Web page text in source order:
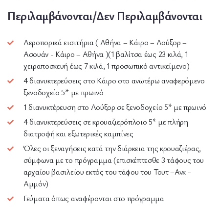
Περιλαμβάνονται/Δεν Περιλαμβάνονται
Αεροπορικά εισιτήρια ( Αθήνα – Κάιρο – Λούξορ –
Ασουάν - Κάιρο – Αθήνα )(1 βαλίτσα έως 23 κιλά, 1
χειραποσκευή έως 7 κιλά, 1 προσωπικό αντικείμενο)
4 διανυκτερεύσεις στο Κάιρο στο ανωτέρω αναφερόμενο
ξενοδοχείο 5* με πρωινό
1 διανυκτέρευση στο Λούξορ σε ξενοδοχείο 5* με πρωινό
4 διανυκτερεύσεις σε κρουαζιερόπλοιο 5* με πλήρη
διατροφή και εξωτερικές καμπίνες
Όλες οι ξεναγήσεις κατά την διάρκεια της κρουαζιέρας,
σύμφωνα με το πρόγραμμα (επισκέπτεσθε 3 τάφους του
αρχαίου βασιλείου εκτός του τάφου του Τουτ –Ανκ -
Αμμόν)
Γεύματα όπως αναφέρονται στο πρόγραμμα